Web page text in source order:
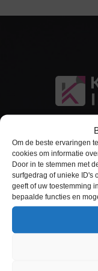
Om de beste ervaringen
cookies om informatie
Door in te stemmen met
surfgedrag of unieke ID's
geeft of uw toestemming
bepaalde functies en